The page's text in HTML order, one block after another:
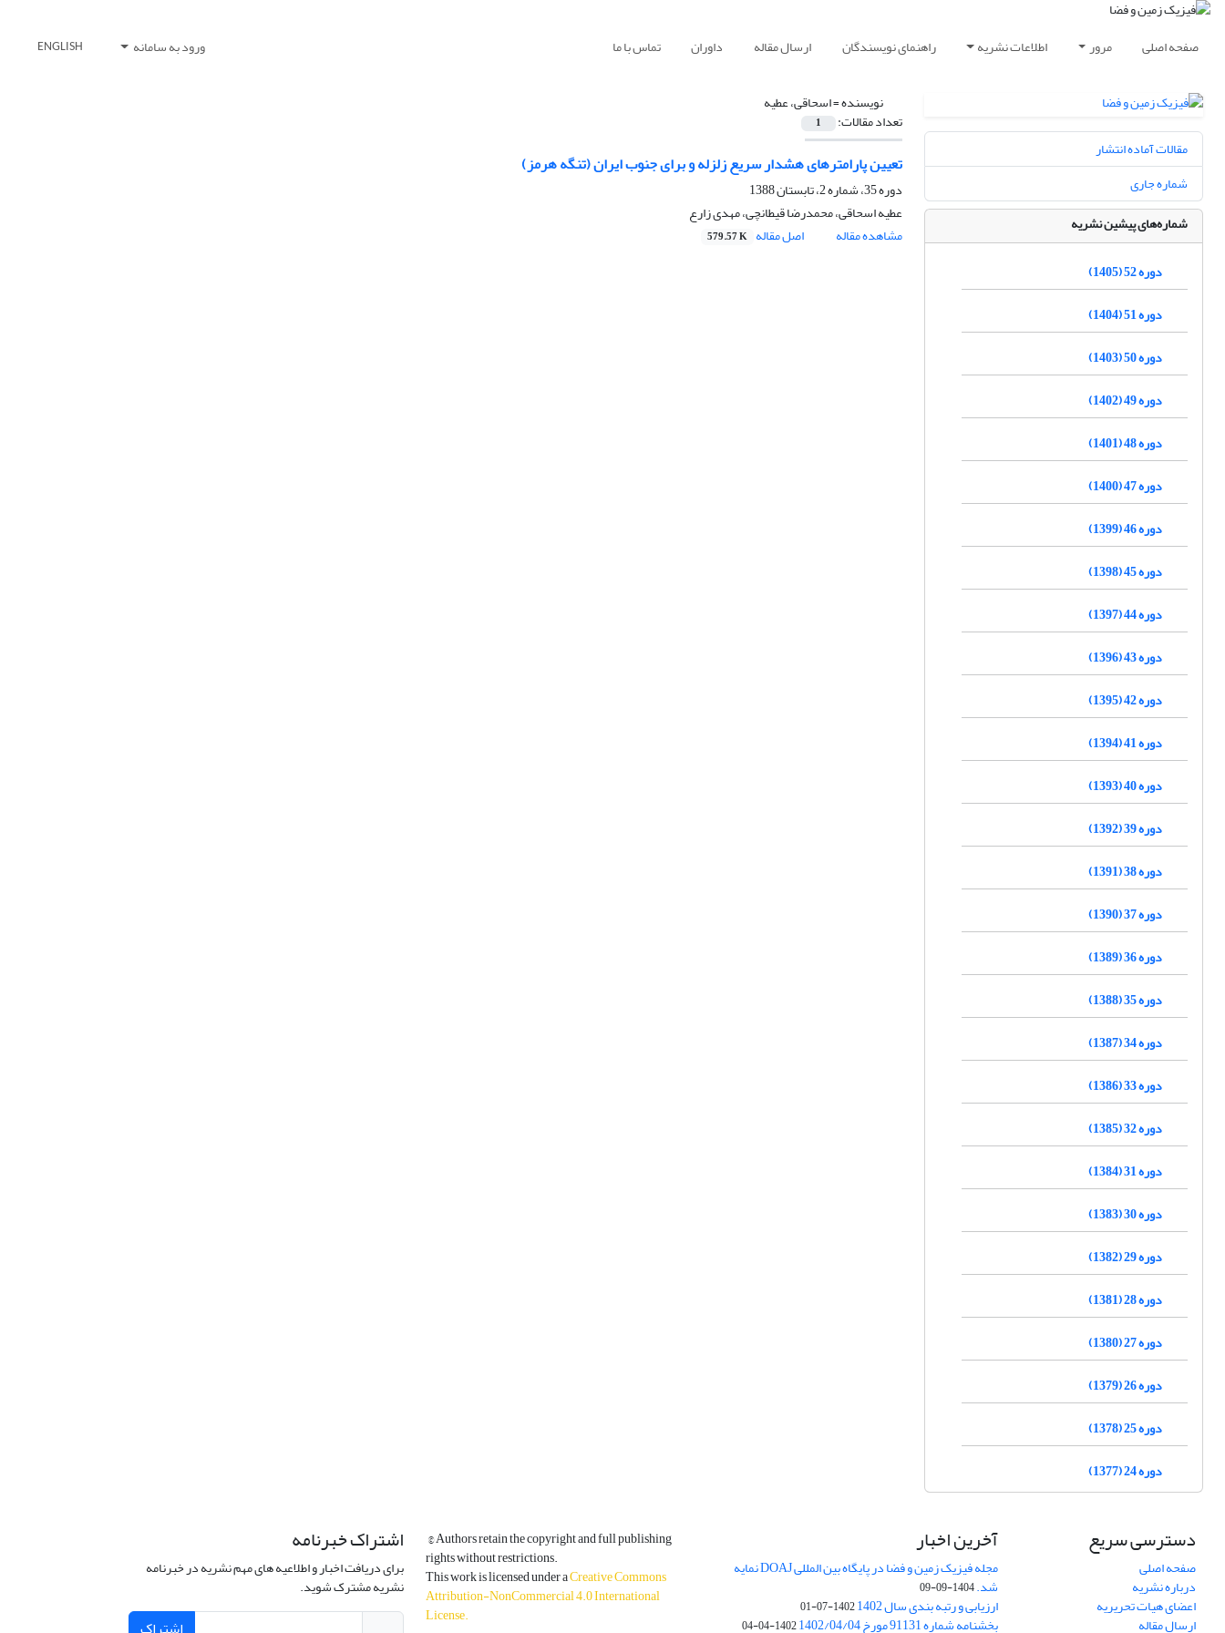
صفحه اصلی مرور اطلاعات نشریه راهنمای نویسندگان ارسال مقاله داوران تماس با ما ورود به سامانه ENGLISH
نویسنده =اسحاقی، عطیه
تعداد مقالات: 1
تعیین پارامترهای هشدار سریع زلزله و برای جنوب ایران (تنگه هرمز)
دوره 35، شماره 2، تابستان 1388
عطیه اسحاقی، محمدرضا قیطانچی، مهدی زارع
مشاهده مقاله
اصل مقاله 579.57 K
مقالات آماده انتشار
شماره جاری
شماره‌های پیشین نشریه
دوره 52 (1405)
دوره 51 (1404)
دوره 50 (1403)
دوره 49 (1402)
دوره 48 (1401)
دوره 47 (1400)
دوره 46 (1399)
دوره 45 (1398)
دوره 44 (1397)
دوره 43 (1396)
دوره 42 (1395)
دوره 41 (1394)
دوره 40 (1393)
دوره 39 (1392)
دوره 38 (1391)
دوره 37 (1390)
دوره 36 (1389)
دوره 35 (1388)
دوره 34 (1387)
دوره 33 (1386)
دوره 32 (1385)
دوره 31 (1384)
دوره 30 (1383)
دوره 29 (1382)
دوره 28 (1381)
دوره 27 (1380)
دوره 26 (1379)
دوره 25 (1378)
دوره 24 (1377)
دسترسی سریع
صفحه اصلی
درباره نشریه
اعضای هیات تحریریه
ارسال مقاله
آخرین اخبار
مجله فیزیک زمین و فضا در پایگاه بین المللی DOAJ نمایه
شد.1404-09-09
ارزیابی و رتبه بندی سال 1402 1402-07-01
بخشنامه شماره 91131 مورخ 1402/04/04 1402-04-04
© Authors retain the copyright and full publishing
rights without restrictions.
This work is licensed under aCreative Commons
Attribution-NonCommercial 4.0 International
License.
اشتراک خبرنامه
برای دریافت اخبار و اطلاعیه های مهم نشریه در خبرنامه
نشریه مشترک شوید.